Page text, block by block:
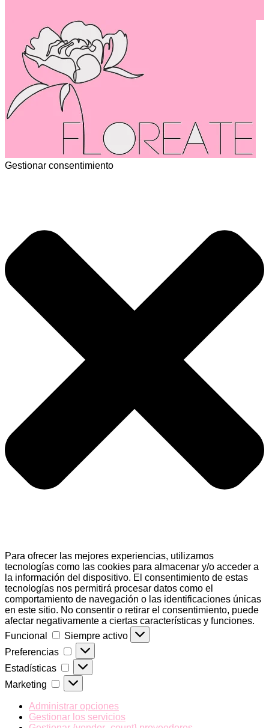
Gestionar consentimiento
Para ofrecer las mejores experiencias, utilizamos
tecnologías como las cookies para almacenar y/o acceder a
la información del dispositivo. El consentimiento de estas
tecnologías nos permitirá procesar datos como el
comportamiento de navegación o las identificaciones únicas
en este sitio. No consentir o retirar el consentimiento, puede
afectar negativamente a ciertas características y funciones.
Funcional
Funcional
Siempre activo
Preferencias
Preferencias
Estadísticas Estadísticas
Marketing Marketing
Administrar opciones
Gestionar los servicios